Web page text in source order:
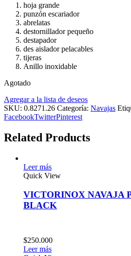
hoja grande
punzón escariador
abrelatas
destornillador pequeño
destapador
des aislador pelacables
tijeras
Anillo inoxidable
Agotado
Agregar a la lista de deseos
SKU: 0.8271.26 Categoría: Navajas
FacebookTwitterPinterest
Related Products
Leer más
Quick View
VICTORINOX NAVAJA
BLACK
$250.000
Leer más